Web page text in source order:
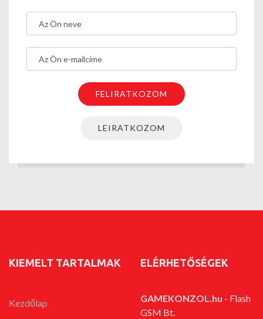
KIEMELT TARTALMAK
Kezdőlap
ELÉRHETŐSÉGEK
GAMEKONZOL.hu - Flash
GSM Bt.